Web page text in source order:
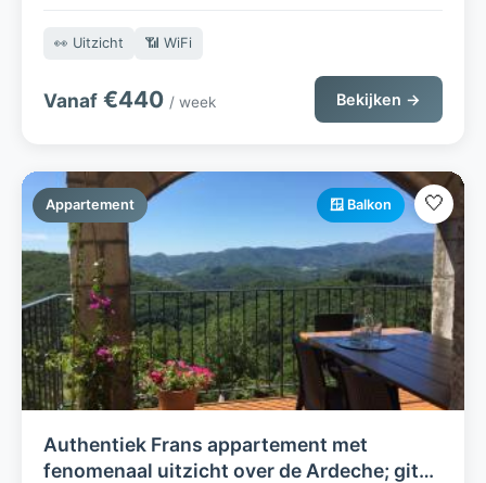
👀 Uitzicht 📶 WiFi
Vanaf €440 / week Bekijken →
Appartement 🪟 Balkon 🤍
Authentiek Frans appartement met
fenomenaal uitzicht over de Ardeche; gite